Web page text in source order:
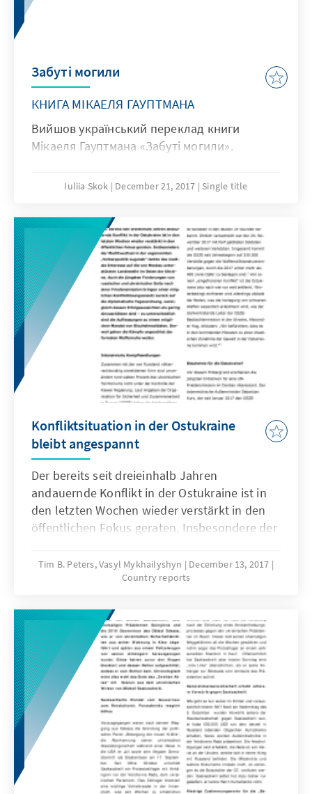
Забуті могили
КНИГА МІКАЕЛЯ ГАУПТМАНА
Вийшов український переклад книги
Мікаеля Гауптмана «Забуті могили».
Iuliia Skok December 21, 2017 Single title
Konfliktsituation in der Ostukraine
bleibt angespannt
Der bereits seit dreieinhalb Jahren
andauernde Konflikt in der Ostukraine ist in
den letzten Wochen wieder verstärkt in den
öffentlichen Fokus geraten. Insbesondere der
„Volksrepublik Lugansk“ lenkte das mediale
Interesse auf die von Moskau unterstützten
Tim B. Peters, Vasyl Mykhailyshyn
December 13, 2017
Country reports